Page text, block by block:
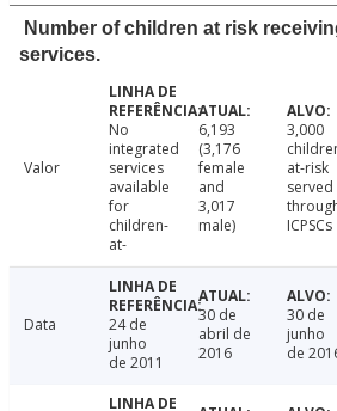
Number of children at risk
services.
Valor
No
integrated
services
available
for
children-
at-
6,193
(3,176
female
and
3,017
male)
3,000
at-risk
served
ICPSCs
Data
24 de
junho
de 2011
30 de
abril de
2016
30 de
junho
de